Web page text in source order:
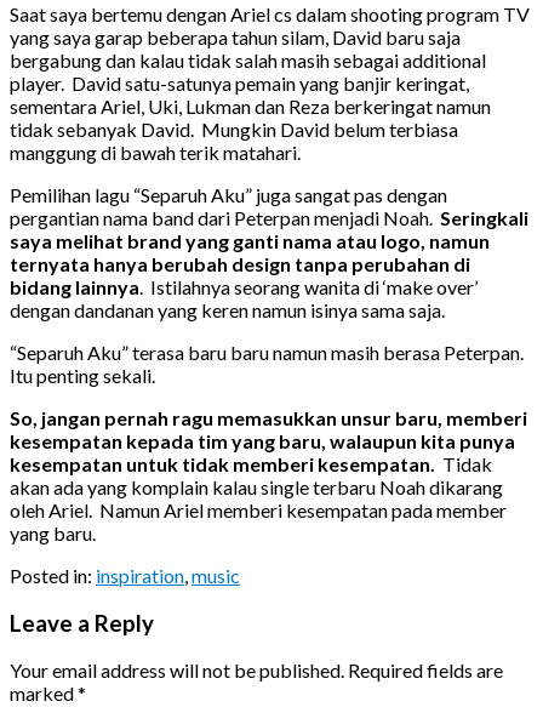
Saat saya bertemu dengan Ariel cs dalam shooting program TV
yang saya garap beberapa tahun silam, David baru saja
bergabung dan kalau tidak salah masih sebagai additional
player. David satu-satunya pemain yang banjir keringat,
sementara Ariel, Uki, Lukman dan Reza berkeringat namun
tidak sebanyak David. Mungkin David belum terbiasa
manggung di bawah terik matahari.
Pemilihan lagu “Separuh Aku” juga sangat pas dengan
pergantian nama band dari Peterpan menjadi Noah. Seringkali
saya melihat brand yang ganti nama atau logo, namun
ternyata hanya berubah design tanpa perubahan di
bidang lainnya. Istilahnya seorang wanita di ‘make over’
dengan dandanan yang keren namun isinya sama saja.
“Separuh Aku” terasa baru baru namun masih berasa Peterpan.
Itu penting sekali.
So, jangan pernah ragu memasukkan unsur baru, memberi
kesempatan kepada tim yang baru, walaupun kita punya
kesempatan untuk tidak memberi kesempatan. Tidak
akan ada yang komplain kalau single terbaru Noah dikarang
oleh Ariel. Namun Ariel memberi kesempatan pada member
yang baru.
Posted in: inspiration,music
Leave a Reply
Your email address will not be published. Required fields are
marked*